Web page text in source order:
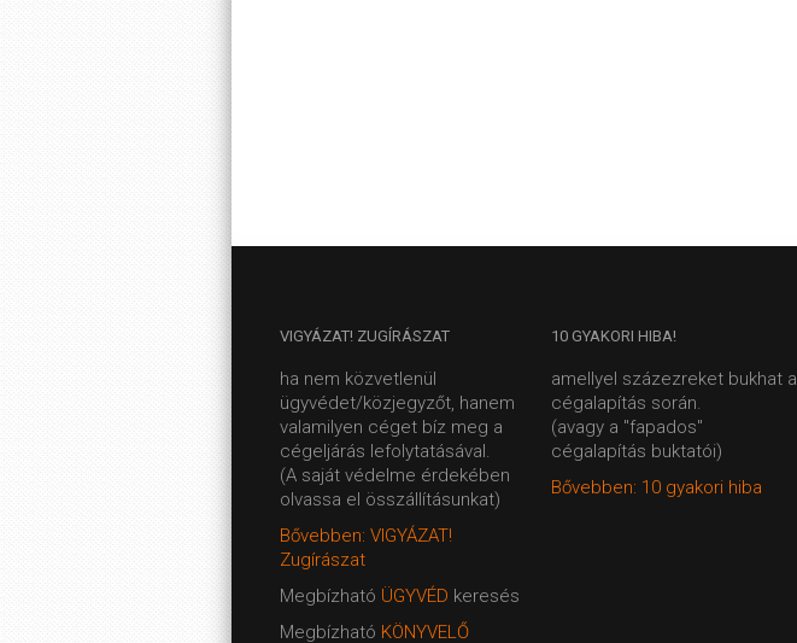
VIGYÁZAT! ZUGÍRÁSZAT
ha nem közvetlenül
ügyvédet/közjegyzőt, hanem
valamilyen céget bíz meg a
cégeljárás lefolytatásával.
(A saját védelme érdekében
olvassa el összállításunkat)
Bővebben: VIGYÁZAT!
Zugírászat
Megbízható ÜGYVÉD keresés
Megbízható KÖNYVELŐ
10 GYAKORI HIBA!
amellyel százezreket bukhat a
cégalapítás során.
(avagy a "fapados"
cégalapítás buktatói)
Bővebben: 10 gyakori hiba